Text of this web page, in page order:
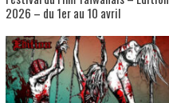
2026 – du 1er au 10 avril